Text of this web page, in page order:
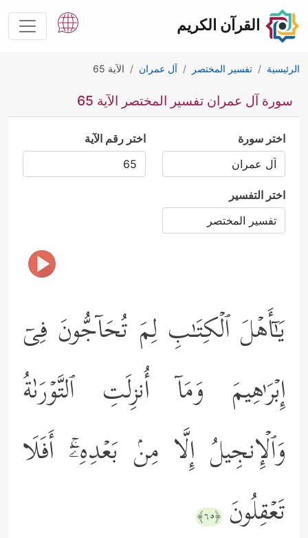
القرآن الكريم
الرئيسية تفسير المختصر آل عمران الآية 65
سورة آل عمران تفسير المختصر الآية 65
اختر سورة اختر رقم الآية
اختر التفسير
یَـٰۤأَهۡلَ ٱلۡكِتَـٰبِ لِمَ تُحَاۤجُّونَ فِیۤ
إِبۡرَ ٰ⁠هِیمَ وَمَاۤ أُنزِلَتِ ٱلتَّوۡرَىٰةُ
وَٱلۡإِنجِیلُ إِلَّا مِنۢ بَعۡدِهِۦۤۚ أَفَلَا
تَعۡقِلُونَ ﴿٦٥﴾